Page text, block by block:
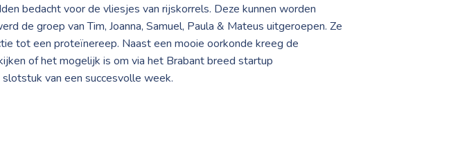
bedacht voor de vliesjes van rijskorrels. Deze kunnen worden
de groep van Tim, Joanna, Samuel, Paula & Mateus uitgeroepen. Ze
tot een proteïnereep. Naast een mooie oorkonde kreeg de
of het mogelijk is om via het Brabant breed startup
van een succesvolle week.